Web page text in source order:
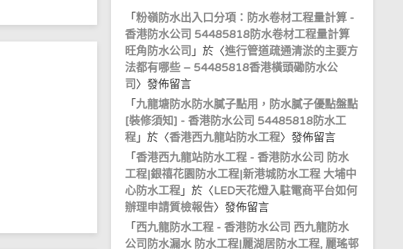
「粉嶺防水出入口分項：防水卷材工程量計算 -
香港防水公司 54485818防水卷材工程量計算
旺角防水公司 」於〈進行管道疏通清淤的主要方
法都有哪些 – 54485818香港橫頭磡防水公
司 〉發佈留言
「九龍塘防水防水膩子點用，防水膩子優點盤點
[裝修須知] - 香港防水公司 54485818防水工
程 」於〈香港西九龍站防水工程〉發佈留言
「香港西九龍站防水工程 - 香港防水公司 防水
工程|銀禧花園防水工程|新港城防水工程 大埔中
心防水工程 」於〈LED天花燈入駐電商平台如何
辦理申請質檢報告〉發佈留言
「 西九龍防水工程 - 香港防水公司 西九龍防水
公司防水漏水 防水工程|麗湖居防水工程, 麗瑤邨